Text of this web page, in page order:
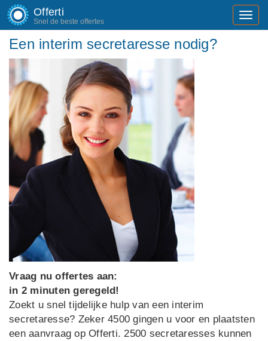
Offerti
Snel de beste offertes
Een interim secretaresse nodig?
Vraag nu offertes aan:
in 2 minuten geregeld!
Zoekt u snel tijdelijke hulp van een interim
secretaresse? Zeker 4500 gingen u voor en plaatsten
een aanvraag op Offerti. 2500 secretaresses kunnen